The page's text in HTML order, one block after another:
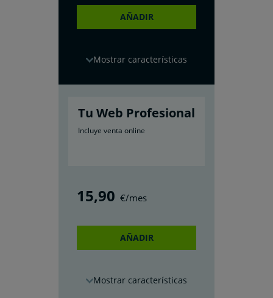
AÑADIR
características
Tu Web Profesional
Incluye venta online
15,90 €/mes
AÑADIR
características